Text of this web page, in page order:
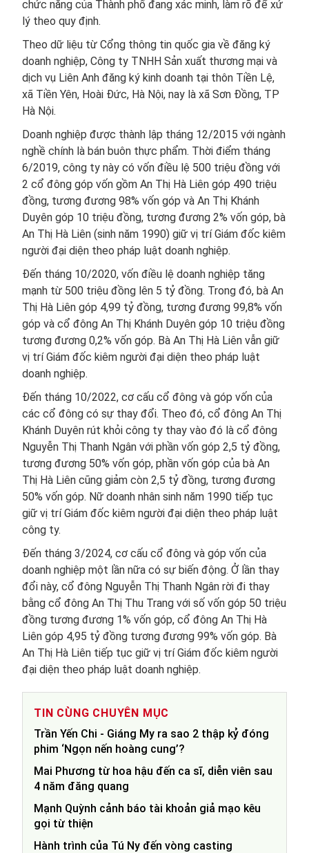
chức năng của Thành phố đang xác minh, làm rõ để xử
lý theo quy định.
Theo dữ liệu từ Cổng thông tin quốc gia về đăng ký
doanh nghiệp, Công ty TNHH Sản xuất thương mại và
dịch vụ Liên Anh đăng ký kinh doanh tại thôn Tiền Lệ,
xã Tiền Yên, Hoài Đức, Hà Nội, nay là xã Sơn Đồng, TP
Hà Nội.
Doanh nghiệp được thành lập tháng 12/2015 với ngành
nghề chính là bán buôn thực phẩm. Thời điểm tháng
6/2019, công ty này có vốn điều lệ 500 triệu đồng với
2 cổ đông góp vốn gồm An Thị Hà Liên góp 490 triệu
đồng, tương đương 98% vốn góp và An Thị Khánh
Duyên góp 10 triệu đồng, tương đương 2% vốn góp, bà
An Thị Hà Liên (sinh năm 1990) giữ vị trí Giám đốc kiêm
người đại diện theo pháp luật doanh nghiệp.
Đến tháng 10/2020, vốn điều lệ doanh nghiệp tăng
mạnh từ 500 triệu đồng lên 5 tỷ đồng. Trong đó, bà An
Thị Hà Liên góp 4,99 tỷ đồng, tương đương 99,8% vốn
góp và cổ đông An Thị Khánh Duyên góp 10 triệu đồng
tương đương 0,2% vốn góp. Bà An Thị Hà Liên vẫn giữ
vị trí Giám đốc kiêm người đại diện theo pháp luật
doanh nghiệp.
Đến tháng 10/2022, cơ cấu cổ đông và góp vốn của
các cổ đông có sự thay đổi. Theo đó, cổ đông An Thị
Khánh Duyên rút khỏi công ty thay vào đó là cổ đông
Nguyễn Thị Thanh Ngân với phần vốn góp 2,5 tỷ đồng,
tương đương 50% vốn góp, phần vốn góp của bà An
Thị Hà Liên cũng giảm còn 2,5 tỷ đồng, tương đương
50% vốn góp. Nữ doanh nhân sinh năm 1990 tiếp tục
giữ vị trí Giám đốc kiêm người đại diện theo pháp luật
công ty.
Đến tháng 3/2024, cơ cấu cổ đông và góp vốn của
doanh nghiệp một lần nữa có sự biến động. Ở lần thay
đổi này, cổ đông Nguyễn Thị Thanh Ngân rời đi thay
bằng cổ đông An Thị Thu Trang với số vốn góp 50 triệu
đồng tương đương 1% vốn góp, cổ đông An Thị Hà
Liên góp 4,95 tỷ đồng tương đương 99% vốn góp. Bà
An Thị Hà Liên tiếp tục giữ vị trí Giám đốc kiêm người
đại diện theo pháp luật doanh nghiệp.
TIN CÙNG CHUYÊN MỤC
Trần Yến Chi - Giáng My ra sao 2 thập kỷ đóng
phim ‘Ngọn nến hoàng cung’?
Mai Phương từ hoa hậu đến ca sĩ, diễn viên sau
4 năm đăng quang
Mạnh Quỳnh cảnh báo tài khoản giả mạo kêu
gọi từ thiện
Hành trình của Tú Ny đến vòng casting